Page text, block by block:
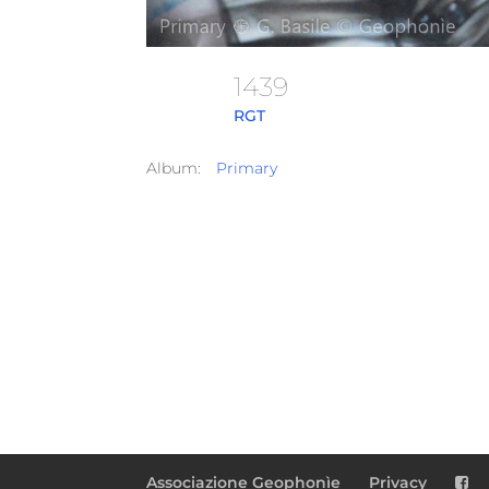
1439
RGT
Album: Primary
Associazione Geophonìe Privacy